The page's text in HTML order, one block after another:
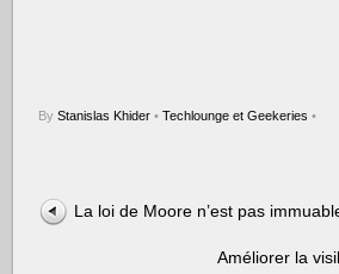
ByStanislas Khider • Techlounge et Geekeries •
La loi de Moore n’est pas
Améliorer la